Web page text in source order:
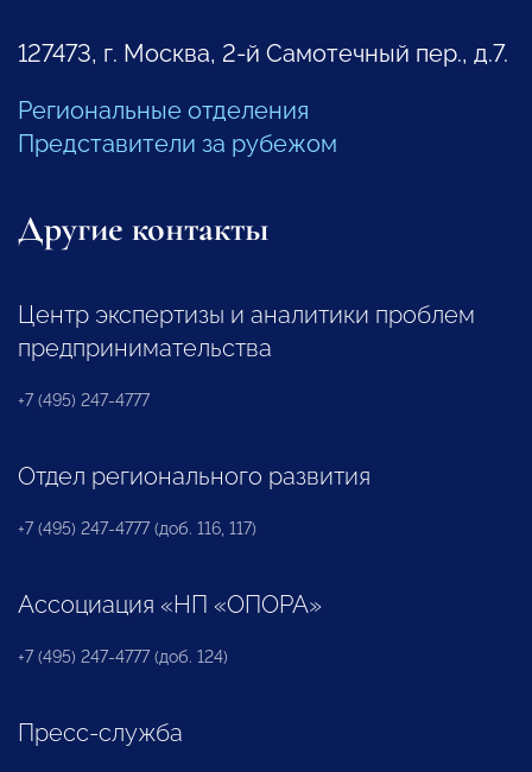
127473, г. Москва, 2-й Самотечный пер., д.7.
Региональные отделения
Представители за рубежом
Другие контакты
Центр экспертизы и аналитики проблем
предпринимательства
+7 (495) 247-4777
Отдел регионального развития
+7 (495) 247-4777 (доб. 116, 117)
Ассоциация «НП «ОПОРА»
+7 (495) 247-4777 (доб. 124)
Пресс-служба